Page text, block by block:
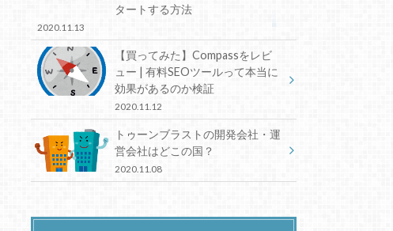
タートする方法
2020.11.13
【買ってみた】Compassをレビ
ュー | 有料SEOツールって本当に
効果があるのか検証
2020.11.12
トゥーンブラストの開発会社・運
営会社はどこの国？
2020.11.08